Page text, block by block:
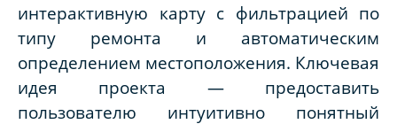
интерактивную карту с фильтрацией по
типу ремонта и автоматическим
определением местоположения. Ключевая
идея проекта — предоставить
пользователю интуитивно понятный